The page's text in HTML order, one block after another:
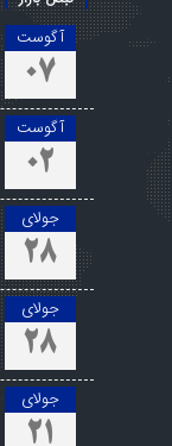
آگوست
07
آگوست
02
جولای
28
جولای
28
جولای
21